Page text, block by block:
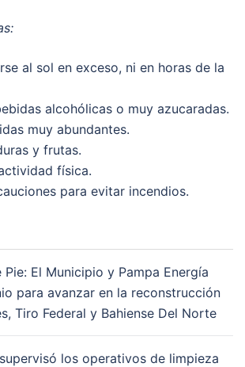
al sol en exceso, ni en horas de la
alcohólicas o muy azucaradas.
muy abundantes.
y frutas.
física.
para evitar incendios.
Pie: El Municipio y Pampa Energía
para avanzar en la reconstrucción
Tiro Federal y Bahiense Del Norte
los operativos de limpieza